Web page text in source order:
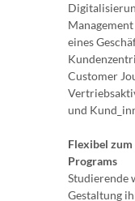
eines
Customer
und
Flexibel
Programs
Studierende
Gestaltung